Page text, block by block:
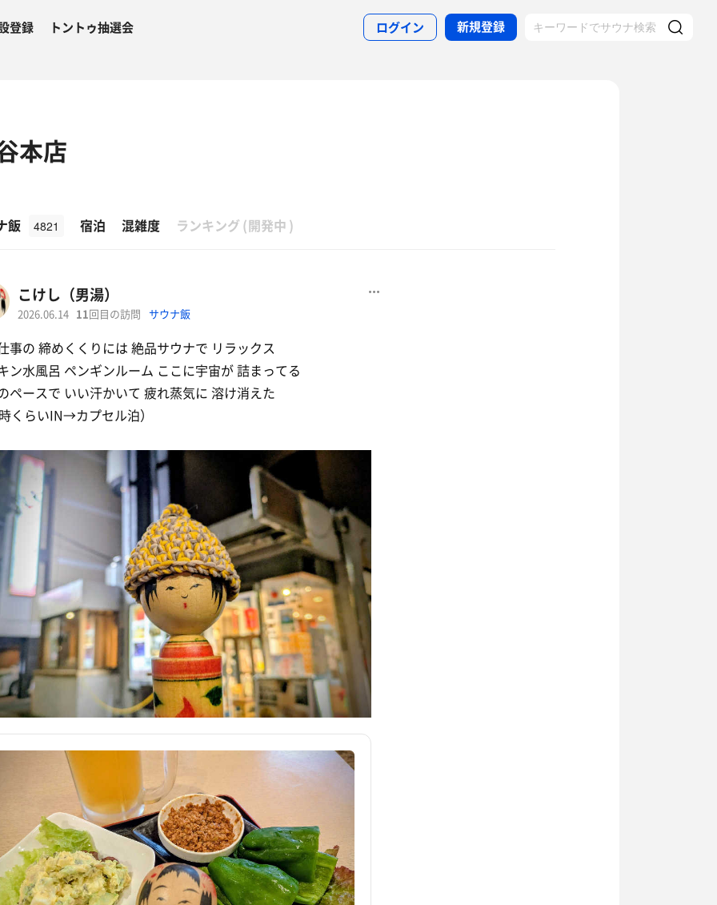
登録 トントゥ抽選会 ログイン 新規登録
本店
飯 4821 宿泊 混雑度 ランキング (開発中 )
こけし（男湯）
2026.06.14 11 回目の訪問 サウナ飯
事の 締めくくりには 絶品サウナで リラックス
ン水風呂 ペンギンルーム ここに宇宙が 詰まってる
ペースで いい汗かいて 疲れ蒸気に 溶け消えた
くらいIN→カプセル泊）